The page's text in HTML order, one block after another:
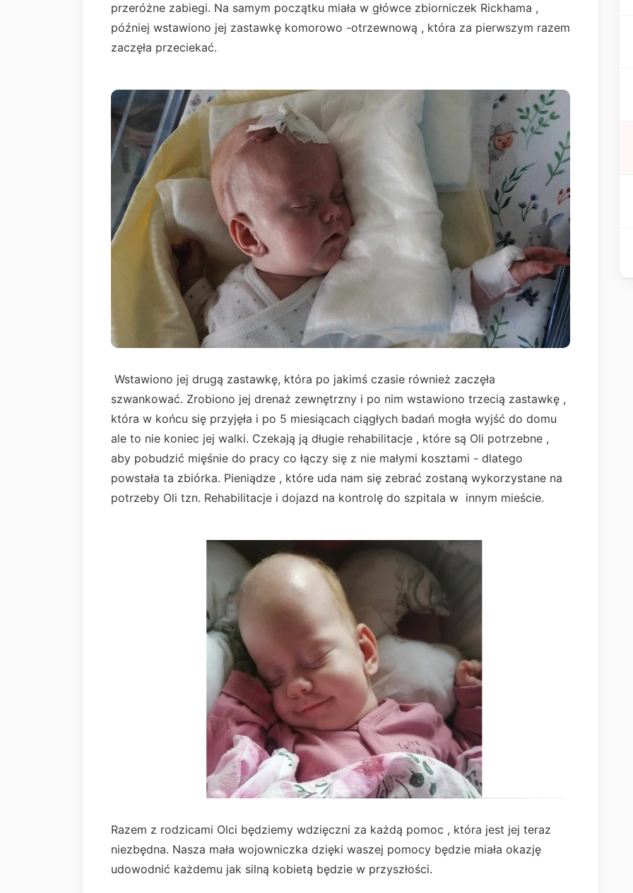
przeróżne zabiegi. Na samym początku miała w główce zbiorniczek Rickhama ,
później wstawiono jej zastawkę komorowo -otrzewnową , która za pierwszym razem
zaczęła przeciekać.
Wstawiono jej drugą zastawkę, która po jakimś czasie również zaczęła
szwankować. Zrobiono jej drenaż zewnętrzny i po nim wstawiono trzecią zastawkę ,
która w końcu się przyjęła i po 5 miesiącach ciągłych badań mogła wyjść do domu
ale to nie koniec jej walki. Czekają ją długie rehabilitacje , które są Oli potrzebne ,
aby pobudzić mięśnie do pracy co łączy się z nie małymi kosztami - dlatego
powstała ta zbiórka. Pieniądze , które uda nam się zebrać zostaną wykorzystane na
potrzeby Oli tzn. Rehabilitacje i dojazd na kontrolę do szpitala w innym mieście.
Razem z rodzicami Olci będziemy wdzięczni za każdą pomoc , która jest jej teraz
niezbędna. Nasza mała wojowniczka dzięki waszej pomocy będzie miała okazję
udowodnić każdemu jak silną kobietą będzie w przyszłości.